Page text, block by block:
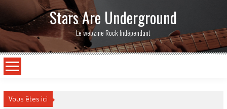
Stars Are Underground
Le webzine Rock Indépendant
Vous êtes ici